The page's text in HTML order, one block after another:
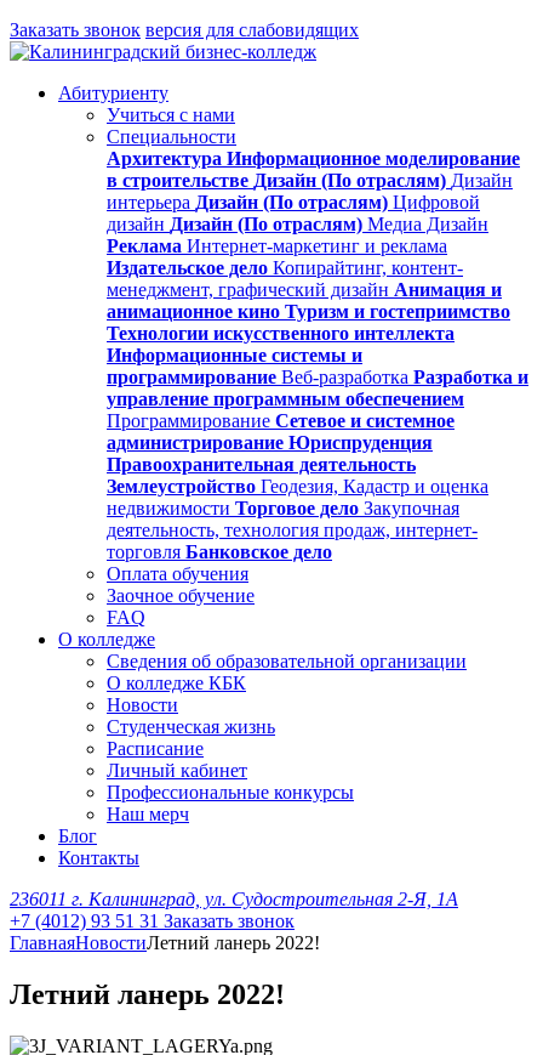
Заказать звонок версия для слабовидящих
Абитуриенту
Учиться с нами
Специальности
Архитектура Информационное моделирование
в строительстве Дизайн (По отраслям) Дизайн
интерьера Дизайн (По отраслям) Цифровой
дизайн Дизайн (По отраслям) Медиа Дизайн
Реклама Интернет-маркетинг и реклама
Издательское дело Копирайтинг, контент-
менеджмент, графический дизайн Анимация и
анимационное кино Туризм и гостеприимство
Технологии искусственного интеллекта
Информационные системы и
программирование Веб-разработка Разработка и
управление программным обеспечением
Программирование Сетевое и системное
администрирование Юриспруденция
Правоохранительная деятельность
Землеустройство Геодезия, Кадастр и оценка
недвижимости Торговое дело Закупочная
деятельность, технология продаж, интернет-
торговля Банковское дело
Оплата обучения
Заочное обучение
FAQ
О колледже
Сведения об образовательной организации
О колледже КБК
Новости
Студенческая жизнь
Расписание
Личный кабинет
Профессиональные конкурсы
Наш мерч
Блог
Контакты
236011 г. Калининград, ул. Судостроительная 2-Я, 1А
+7 (4012) 93 51 31 Заказать звонок
ГлавнаяНовостиЛетний ланерь 2022!
Летний ланерь 2022!